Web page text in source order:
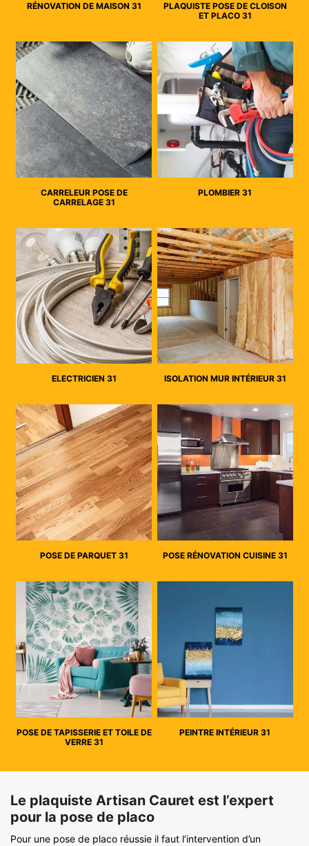
RÉNOVATION DE MAISON 31
PLAQUISTE POSE DE CLOISON
ET PLACO 31
CARRELEUR POSE DE
CARRELAGE 31
PLOMBIER 31
ELECTRICIEN 31 ISOLATION MUR INTÉRIEUR 31
POSE DE PARQUET 31 POSE RÉNOVATION CUISINE 31
POSE DE TAPISSERIE ET TOILE DE
VERRE 31
PEINTRE INTÉRIEUR 31
Le plaquiste Artisan Cauret est l’expert
pour la pose de placo
Pour une pose de placo réussie il faut l’intervention d’un